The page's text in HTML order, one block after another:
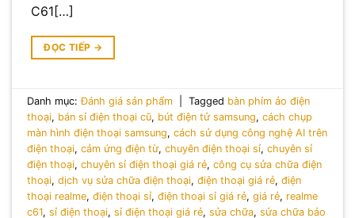
C61[…]
ĐỌC TIẾP →
Danh mục:Đánh giá sản phẩm Tagged bàn phím ảo điện
thoại, bán sỉ điện thoại cũ, bút điện tử samsung,cách chụp
màn hình điện thoại samsung,cách sử dụng công nghệ AI trên
điện thoại,cảm ứng điện từ,chuyên điện thoại sỉ,chuyên sỉ
điện thoại,chuyên sỉ điện thoại giá rẻ,công cụ sửa chữa điện
thoại,dịch vụ sửa chữa điện thoại,điện thoại giá rẻ,điện
thoại realme,điện thoại sỉ,điện thoại sỉ giá rẻ,giá rẻ, realme
c61,sỉ điện thoại,sỉ điện thoại giá rẻ,sửa chữa,sửa chữa bảo